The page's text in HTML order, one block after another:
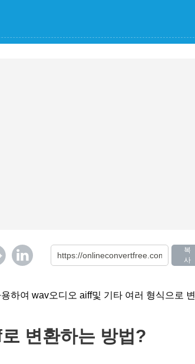
복
사
하여 wav오디오 aiff및 기타 여러 형식으로
변환하는 방법?